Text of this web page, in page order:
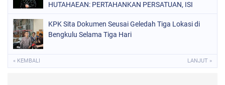
HUTAHAEAN: PERTAHANKAN PERSATUAN, ISI
PENGABDIAN TULUS DEMI KEJAYAAN BANGSA!
KPK Sita Dokumen Seusai Geledah Tiga Lokasi di
Bengkulu Selama Tiga Hari
« KEMBALI LANJUT »